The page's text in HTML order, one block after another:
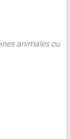
animales ou